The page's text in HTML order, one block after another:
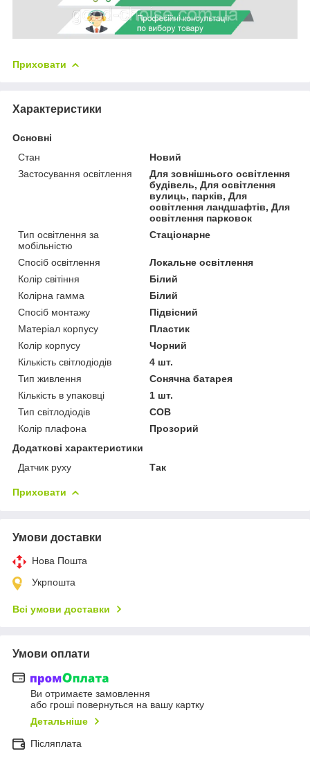
Приховати
Характеристики
Основні
Стан
Новий
Застосування освітлення
Для зовнішнього освітлення
будівель, Для освітлення
вулиць, парків, Для
освітлення ландшафтів, Для
освітлення парковок
Тип освітлення за
мобільністю
Стаціонарне
Спосіб освітлення
Локальне освітлення
Колір світіння
Білий
Колірна гамма
Білий
Спосіб монтажу
Підвісний
Матеріал корпусу
Пластик
Колір корпусу
Чорний
Кількість світлодіодів
4 шт.
Тип живлення
Сонячна батарея
Кількість в упаковці
1 шт.
Тип світлодіодів
COB
Колір плафона
Прозорий
Додаткові характеристики
Датчик руху
Так
Приховати
Умови доставки
Нова Пошта
Укрпошта
Всі умови доставки
Умови оплати
Ви отримаєте замовлення
або гроші повернуться на вашу картку
Детальніше
Післяплата